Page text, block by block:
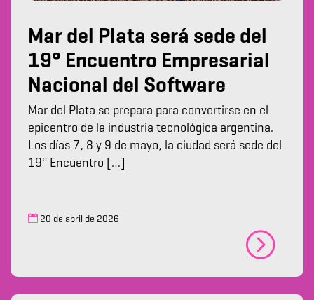
Mar del Plata será sede del
19° Encuentro Empresarial
Nacional del Software
Mar del Plata se prepara para convertirse en el
epicentro de la industria tecnológica argentina.
Los días 7, 8 y 9 de mayo, la ciudad será sede del
19° Encuentro […]
20 de abril de 2026